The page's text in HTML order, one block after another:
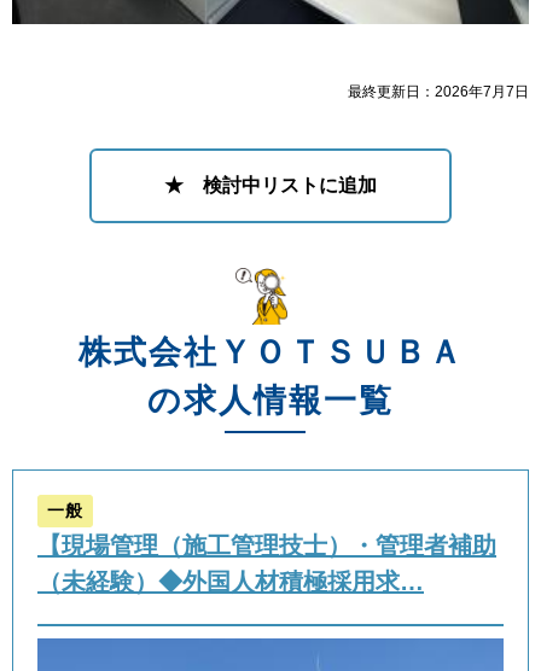
最終更新日：2026年7月7日
★ 検討中リストに追加
株式会社ＹＯＴＳＵＢＡ
の求人情報一覧
一般
【現場管理（施工管理技士）・管理者補助
（未経験）◆外国人材積極採用求…